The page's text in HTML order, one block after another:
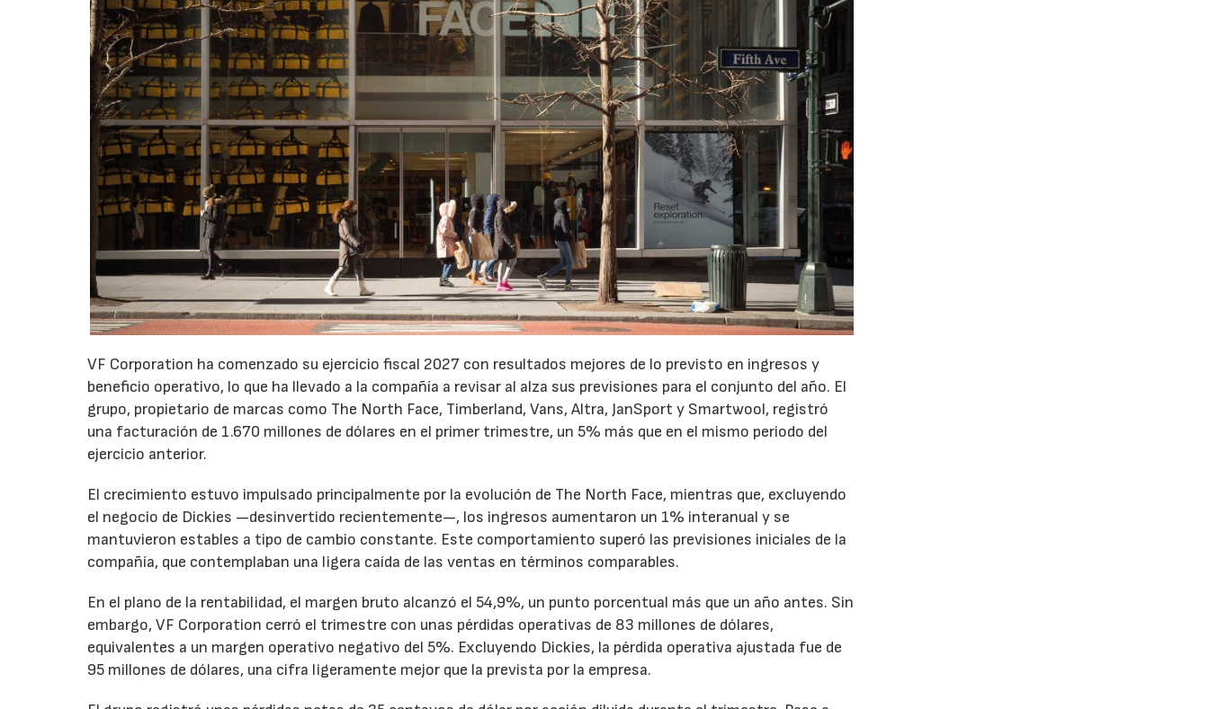
VF Corporation ha comenzado su ejercicio fiscal 2027 con resultados mejores de lo previsto en ingresos y
beneficio operativo, lo que ha llevado a la compañía a revisar al alza sus previsiones para el conjunto del año. El
grupo, propietario de marcas como The North Face, Timberland, Vans, Altra, JanSport y Smartwool, registró
una facturación de 1.670 millones de dólares en el primer trimestre, un 5% más que en el mismo periodo del
ejercicio anterior.
El crecimiento estuvo impulsado principalmente por la evolución de The North Face, mientras que, excluyendo
el negocio de Dickies —desinvertido recientemente—, los ingresos aumentaron un 1% interanual y se
mantuvieron estables a tipo de cambio constante. Este comportamiento superó las previsiones iniciales de la
compañía, que contemplaban una ligera caída de las ventas en términos comparables.
En el plano de la rentabilidad, el margen bruto alcanzó el 54,9%, un punto porcentual más que un año antes. Sin
embargo, VF Corporation cerró el trimestre con unas pérdidas operativas de 83 millones de dólares,
equivalentes a un margen operativo negativo del 5%. Excluyendo Dickies, la pérdida operativa ajustada fue de
95 millones de dólares, una cifra ligeramente mejor que la prevista por la empresa.